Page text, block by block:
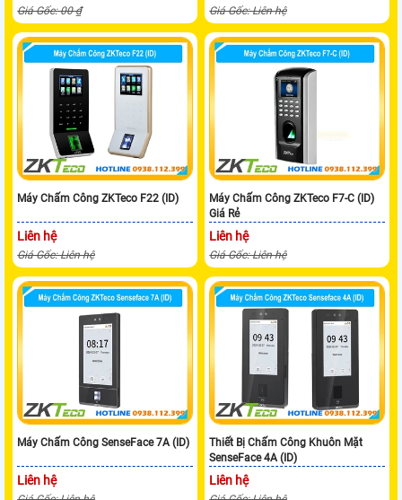
Giá Gốc: 00 ₫ Giá Gốc: Liên hệ
Máy Chấm Công ZKTeco F22 (ID)
Liên hệ
Giá Gốc: Liên hệ
Máy Chấm Công ZKTeco F7-C (ID)
Giá Rẻ
Liên hệ
Giá Gốc: Liên hệ
Máy Chấm Công SenseFace 7A (ID)
Liên hệ
Thiết Bị Chấm Công Khuôn Mặt
SenseFace 4A (ID)
Liên hệ